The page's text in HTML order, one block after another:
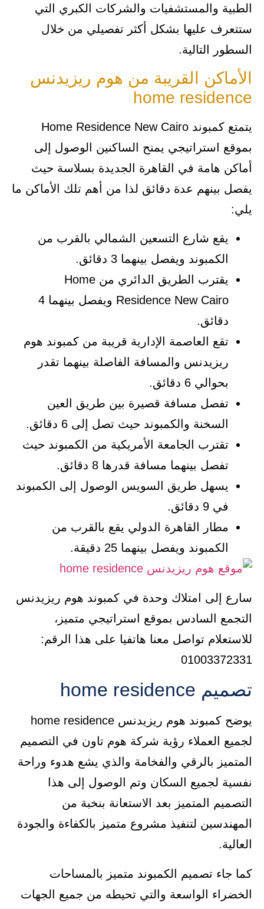
الطبية والمستشفيات والشركات الكبري التي
ستتعرف عليها بشكل أكثر تفصيلي من خلال
السطور التالية.
الأماكن القريبة من هوم ريزيدنس
home residence
يتمتع كمبوند Home Residence New Cairo
بموقع استراتيجي يمنح الساكنين الوصول إلى
أماكن هامة في القاهرة الجديدة بسلاسة حيث
يفصل بينهم عدة دقائق لذا من أهم تلك الأماكن ما
يلي:
يقع شارع التسعين الشمالي بالقرب من
الكمبوند ويفصل بينهما 3 دقائق.
يقترب الطريق الدائري من Home
Residence New Cairo ويفصل بينهما 4
دقائق.
تقع العاصمة الإدارية قريبة من كمبوند هوم
ريزيدنس والمسافة الفاصلة بينهما تقدر
بحوالي 6 دقائق.
تفصل مسافة قصيرة بين طريق العين
السخنة والكمبوند حيث تصل إلى 6 دقائق.
تقترب الجامعة الأمريكية من الكمبوند حيث
تفصل بينهما مسافة قدرها 8 دقائق.
يسهل طريق السويس الوصول إلى الكمبوند
في 9 دقائق.
مطار القاهرة الدولي يقع بالقرب من
الكمبوند ويفصل بينهما 25 دقيقة.
سارع إلى امتلاك وحدة في كمبوند هوم ريزيدنس
التجمع السادس بموقع استراتيجي متميز،
للاستعلام تواصل معنا هاتفيا على هذا الرقم:
01003372331
تصميم home residence
يوضح كمبوند هوم ريزيدنس home residence
لجميع العملاء رؤية شركة هوم تاون في التصميم
المتميز بالرقي والفخامة والذي يشع هدوء وراحة
نفسية لجميع السكان وتم الوصول إلى هذا
التصميم المتميز بعد الاستعانة بنخبة من
المهندسين لتنفيذ مشروع متميز بالكفاءة والجودة
العالية.
كما جاء تصميم الكمبوند متميز بالمساحات
الخضراء الواسعة والتي تحيطه من جميع الجهات